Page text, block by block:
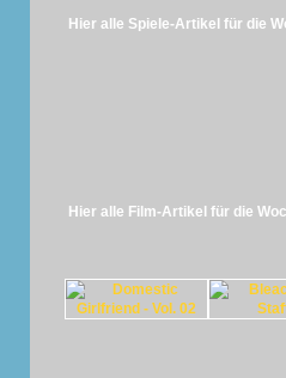
Hier alle Spiele-Artikel für die
Hier alle Film-Artikel für die